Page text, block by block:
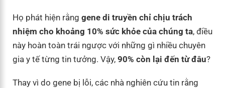
Họ phát hiện rằng gene di truyền chỉ chịu trách
nhiệm cho khoảng 10% sức khỏe của chúng ta, điều
này hoàn toàn trái ngược với những gì nhiều chuyên
gia y tế từng tin tưởng. Vậy, 90% còn lại đến từ đâu?
Thay vì do gene bị lỗi, các nhà nghiên cứu tin rằng